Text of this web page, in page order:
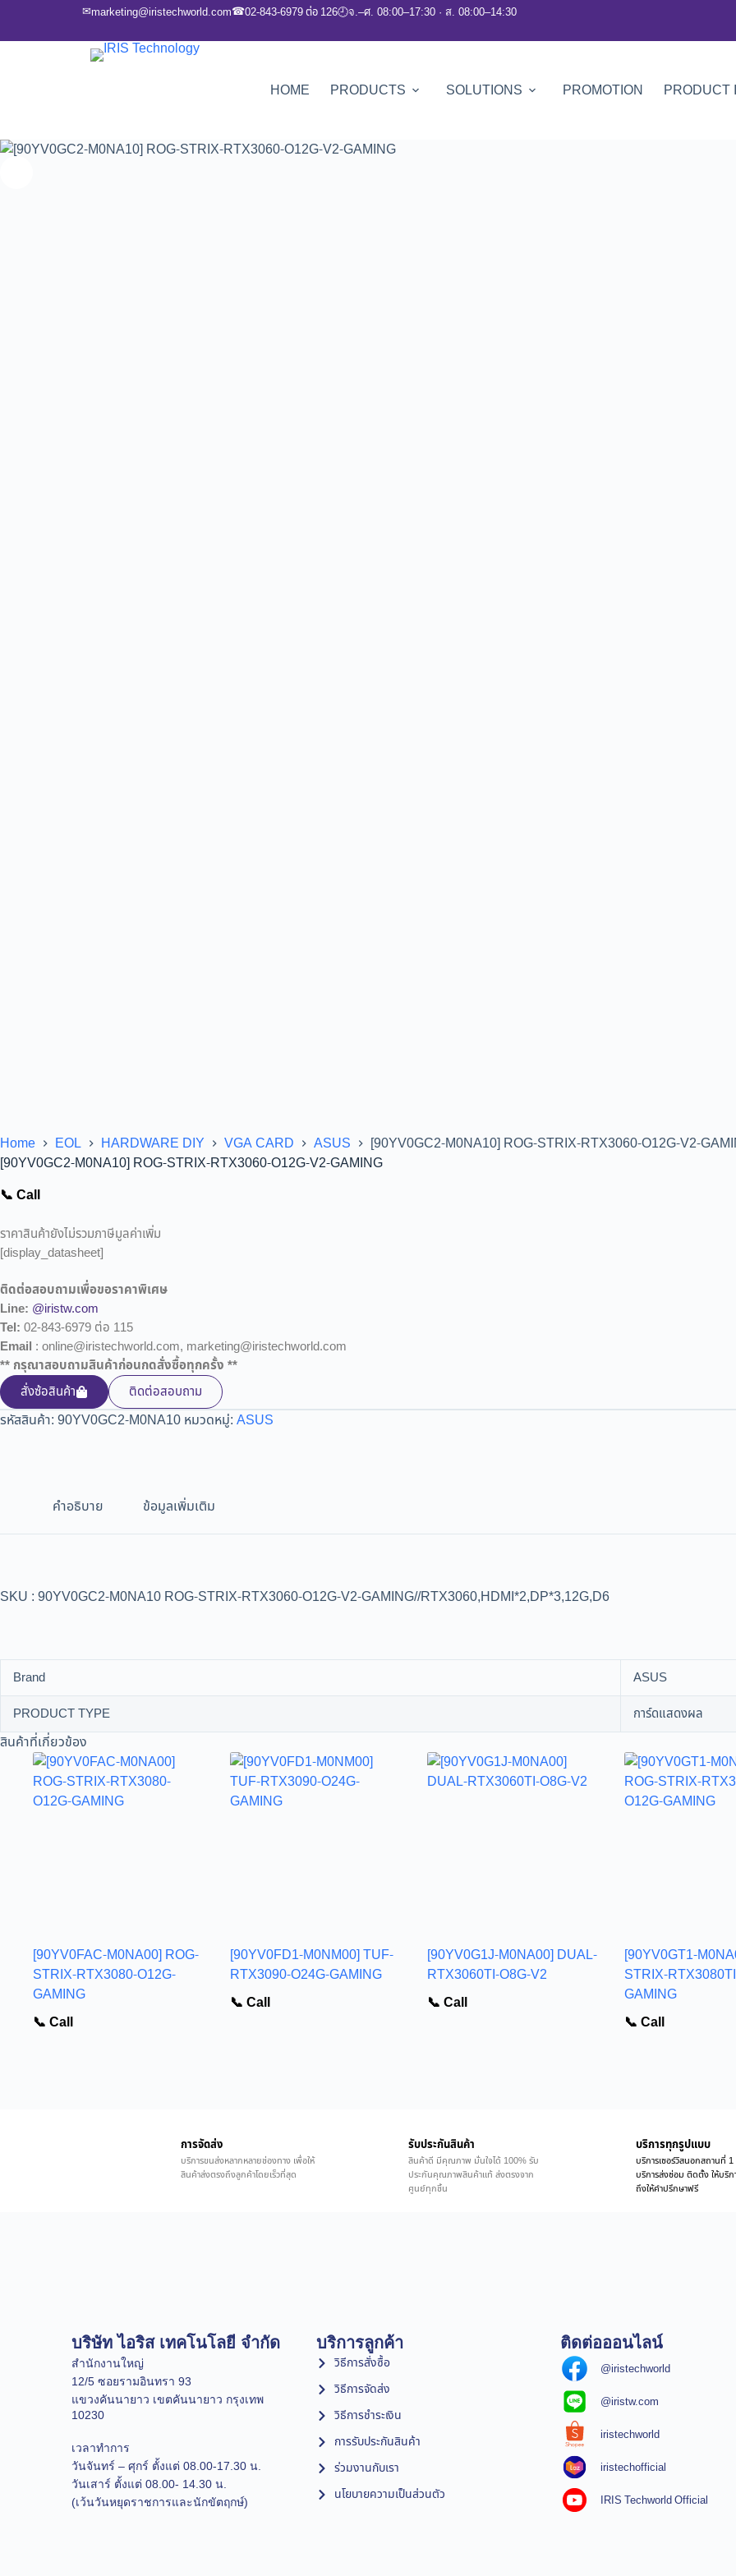
✉marketing@iristechworld.com☎02-843-6979 ต่อ 126🕘จ.–ศ. 08:00–17:30 · ส. 08:00–14:30
HOME PRODUCTS SOLUTIONS PROMOTION PRODUCT
Home EOL HARDWARE DIY VGA CARD ASUS
[90YV0GC2-M0NA10] ROG-STRIX-RTX3060-O12G-V2-
[90YV0GC2-M0NA10] ROG-STRIX-RTX3060-O12G-V2-GAMING
📞 Call
ราคาสินค้ายังไม่รวมภาษีมูลค่าเพิ่ม
[display_datasheet]
ติดต่อสอบถามเพื่อขอราคาพิเศษ
Line: @iristw.com
Tel: 02-843-6979 ต่อ 115
Email : online@iristechworld.com, marketing@iristechworld.com
** กรุณาสอบถามสินค้าก่อนกดสั่งซื้อทุกครั้ง **
สั่งซ้อสินค้า
ติดต่อสอบถาม
รหัสสินค้า: 90YV0GC2-M0NA10 หมวดหมู่: ASUS
คำอธิบาย ข้อมูลเพิ่มเติม
SKU : 90YV0GC2-M0NA10 ROG-STRIX-RTX3060-O12G-V2-GAMING//RTX3060,HDMI*2,DP*3,12G,D6
Brand
ASUS
PRODUCT TYPE
การ์ดแสดงผล
สินค้าที่เกี่ยวข้อง
[90YV0FAC-M0NA00] ROG-
STRIX-RTX3080-O12G-
GAMING
📞 Call
[90YV0FD1-M0NM00] TUF-
RTX3090-O24G-GAMING
📞 Call
[90YV0G1J-M0NA00] DUAL-
RTX3060TI-O8G-V2
📞 Call
[90YV0GT1-
STRIX-
GAMING
📞 Call
การจัดส่ง
บริการขนส่งหลากหลายช่องทาง เพื่อให้
สินค้าส่งตรงถึงลูกค้าโดยเร็วที่สุด
รับประกันสินค้า
สินค้าดี มีคุณภาพ มั่นใจได้ 100% รับ
ประกันคุณภาพสินค้าแท้ ส่งตรงจาก
ศูนย์ทุกชิ้น
บริการทุกรูปแบบ
บริการเซอร์วิสนอกสถานที่
บริการส่งซ่อม ติดตั้ง ให้บริก
ถึงให้คำปรึกษาฟรี
บริษัท ไอริส เทคโนโลยี จำกัด
สำนักงานใหญ่
12/5 ซอยรามอินทรา 93
แขวงคันนายาว เขตคันนายาว กรุงเทพ
10230
เวลาทำการ
วันจันทร์ – ศุกร์ ตั้งแต่ 08.00-17.30 น.
วันเสาร์ ตั้งแต่ 08.00- 14.30 น.
(เว้นวันหยุดราชการและนักขัตฤกษ์)
บริการลูกค้า
วิธีการสั่งซื้อ
วิธีการจัดส่ง
วิธีการชำระเงิน
การรับประกันสินค้า
ร่วมงานกับเรา
นโยบายความเป็นส่วนตัว
ติดต่อออนไลน์
@iristechworld
@iristw.com
iristechworld
iristechofficial
IRIS Techworld Official